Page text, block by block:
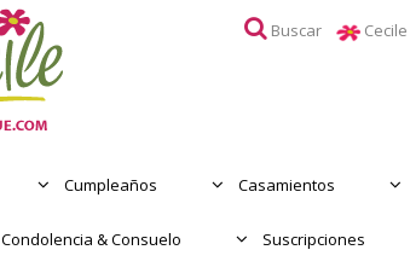
Buscar
Cumpleaños Casamientos
Condolencia & Consuelo Suscripciones